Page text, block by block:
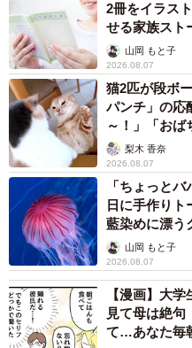
2冊をイラス
せる家族スト
山岡 もと子
2026.08.07
猫2匹が段ボ
パンチ」の
～！」「おば
梨木 香奈
2026.08.07
「ちょっと
日に手作り
藍染めに漂
ごい」山岡 もと子
2026.08.07
【漫画】大
見て母は絶
て…あなた毎